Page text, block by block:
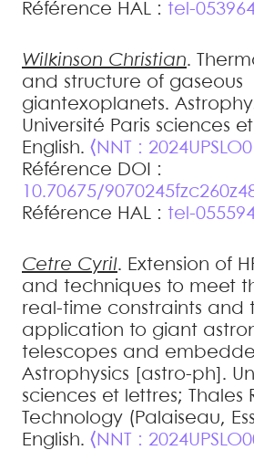
Référence HAL : tel-
Wilkinson Christian.
and structure of gaseous
giantexoplanets.
Université Paris sciences
English. ⟨NNT :
Référence DOI :
10.70675/
Référence HAL : tel-
Cetre Cyril. Extension of
and techniques to meet
real-time constraints and
application to giant
telescopes and
Astrophysics [astro-ph].
sciences et lettres; Thales
Technology (Palaiseau,
English. ⟨NNT :